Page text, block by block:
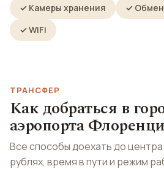
✓ Камеры хранения
✓
✓ WiFi
ТРАНСФЕР
Как добраться в
аэропорта
Все способы доехать до
рублях, время в пути и режим